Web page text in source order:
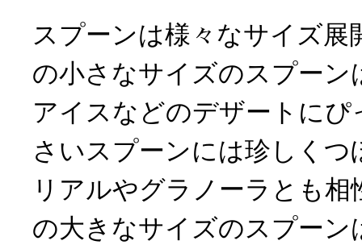
スプーンは様々なサイズ展
の小さなサイズのスプーン
アイスなどのデザートにぴ
さいスプーンには珍しく
リアルやグラノーラとも
の大きなサイズのスプーン